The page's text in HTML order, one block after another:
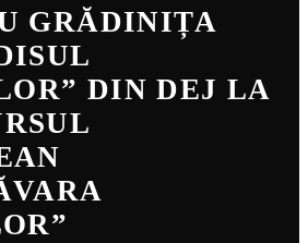
GRĂDINIȚA
DIN DEJ LA